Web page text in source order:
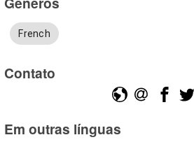
French
Contato
Em outras línguas